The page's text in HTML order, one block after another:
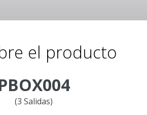
el producto
(3 Salidas)